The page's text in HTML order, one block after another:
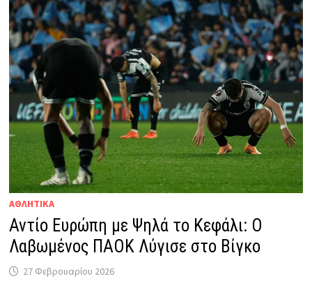
ΑΘΛΗΤΙΚΑ
Αντίο Ευρώπη με Ψηλά το Κεφάλι: Ο
Λαβωμένος ΠΑΟΚ Λύγισε στο Βίγκο
27 Φεβρουαρίου 2026